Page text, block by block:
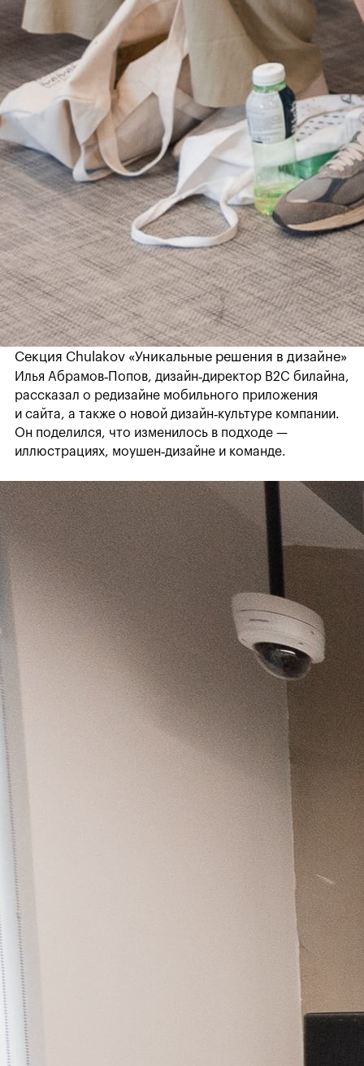
Секция Chulakov «Уникальные решения в дизайне»
Илья Абрамов‑Попов, дизайн‑директор B2C билайна,
рассказал о редизайне мобильного приложения
и сайта, а также о новой дизайн‑культуре компании.
Он поделился, что изменилось в подходе —
иллюстрациях, моушен‑дизайне и команде.